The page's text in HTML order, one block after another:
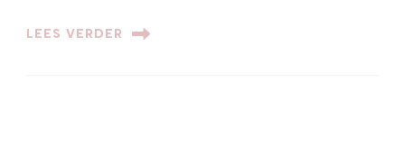
LEES VERDER